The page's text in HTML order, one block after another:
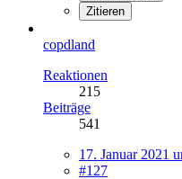
Zitieren
copdland
Reaktionen
215
Beiträge
541
17. Januar 2021
#127